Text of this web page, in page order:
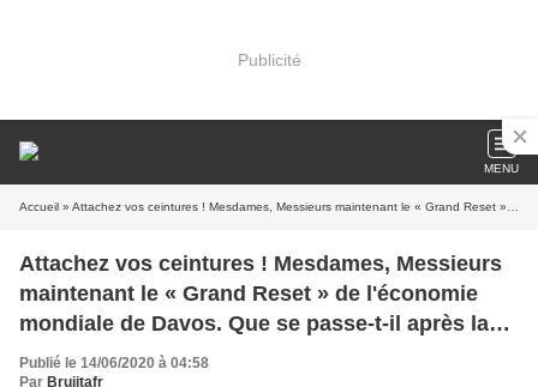
Publicité
MENU
Accueil » Attachez vos ceintures ! Mesdames, Messieurs maintenant le « Grand Reset » de l'économie mondiale de Davos. Que se passe-t-il après la pandémie de la Covid-19 ?
Attachez vos ceintures ! Mesdames, Messieurs
maintenant le « Grand Reset » de l'économie
mondiale de Davos. Que se passe-t-il après la
pandémie de la Covid-19 ?
Publié le 14/06/2020 à 04:58
Par Brujitafr